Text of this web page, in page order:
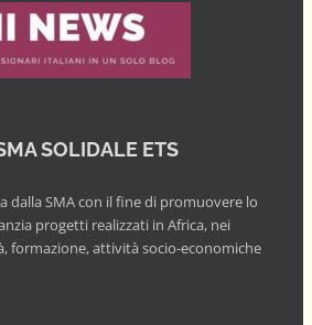
SOLIDALE ETS
dalla SMA con il fine di promuovere lo
progetti realizzati in Africa, nei
formazione, attività socio-economiche